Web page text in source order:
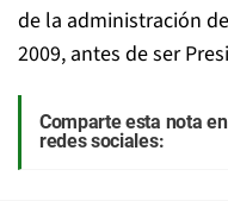
de la administración
2009, antes de ser
Comparte esta nota en
redes sociales: